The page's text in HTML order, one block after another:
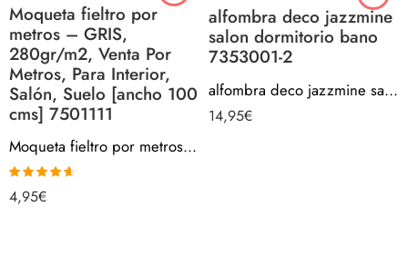
Moqueta fieltro por
metros – GRIS,
280gr/m2, Venta Por
Metros, Para Interior,
Salón, Suelo [ancho 100
cms] 7501111
Moqueta fieltro por metros – GRIS, 280gr/m2, Venta Por Metros, Para Interior, Salón, Suelo [ancho 100 cms] 7501111
Valorado
con4.60
4,95€
alfombra deco jazzmine
salon dormitorio bano
7353001-2
alfombra deco jazzmine salon dormitorio bano 7353001-2
14,95€